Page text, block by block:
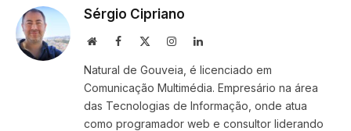
Sérgio Cipriano
WebsiteFacebook InstagramLinkedIn
Natural de Gouveia, é licenciado em
Comunicação Multimédia. Empresário na área
das Tecnologias de Informação, onde atua
como programador web e consultor liderando